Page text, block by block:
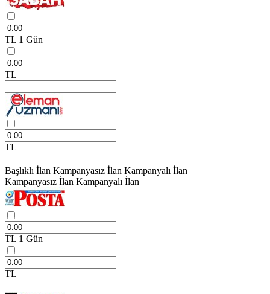
TL 1 Gün
TL
TL
Başlıklı İlan Kampanyasız İlan Kampanyalı İlan
Kampanyasız İlan Kampanyalı İlan
TL 1 Gün
TL